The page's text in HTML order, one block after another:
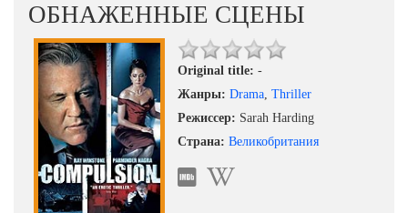
ОБНАЖЕННЫЕ СЦЕНЫ
Original title: -
Жанры: Drama, Thriller
Режиссер: Sarah Harding
Страна: Великобритания